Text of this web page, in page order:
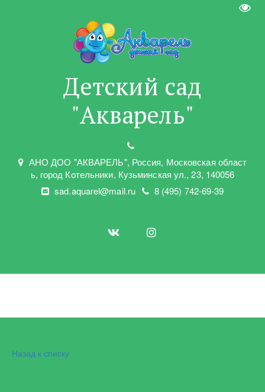
Детский сад
"Акварель"
АНО ДОО "АКВАРЕЛЬ", Россия, Московская област
ь, город Котельники, Кузьминская ул.,23, 140056
sad.aquarel@mail.ru
8 (495) 742-69-39
Назад к списку